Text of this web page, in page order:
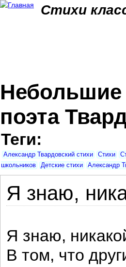
Стихи
Небольшие
поэта
Теги:
Александр Твардовский стихи Стихи
школьников
Детские стихи Александр
Я знаю,
Я знаю,
В том, что